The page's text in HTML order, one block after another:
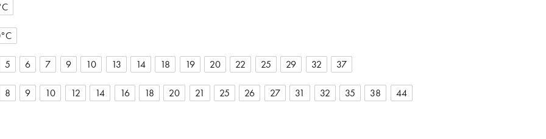
5 6 7 9 10 13 14 18 19 20 22 25 29 32 37
8 9 10 12 14 16 18 20 21 25 26 27 31 32 35 38 44